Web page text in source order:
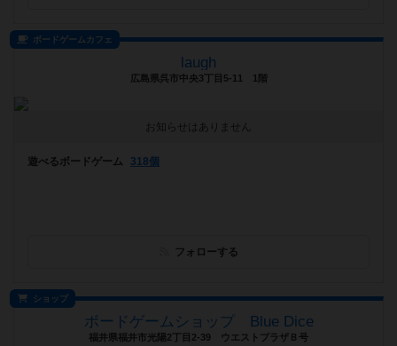
ボードゲームカフェ
laugh
広島県呉市中央3丁目5-11 1階
お知らせはありません
遊べるボードゲーム 318個
フォローする
ショップ
ボードゲームショップ Blue Dice
福井県福井市光陽2丁目2-39 ウエストプラザＢ号